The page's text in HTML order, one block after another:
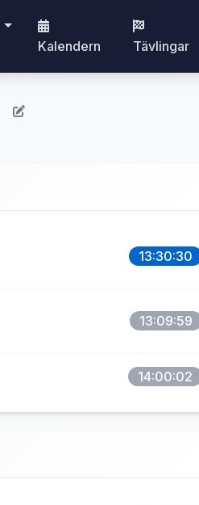
Kalendern
Tävlingar
13:30:30
13:09:59
14:00:02